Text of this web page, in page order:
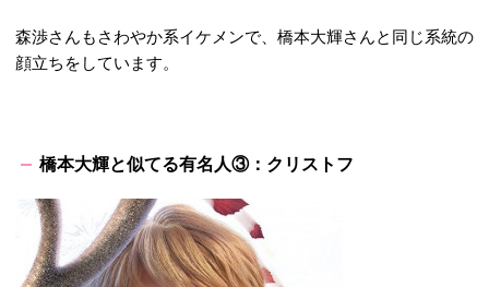
森渉さんもさわやか系イケメンで、橋本大輝さんと同じ系統の
顔立ちをしています。
橋本大輝と似てる有名人③：クリストフ